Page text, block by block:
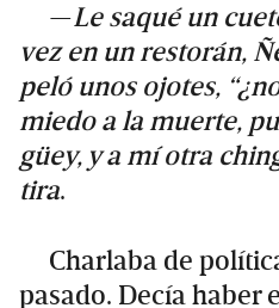
—Le saqué un
vez en un restorán,
peló unos ojotes,
miedo a la muerte,
güey, y a mí otra
tira.
Charlaba de
pasado. Decía haber